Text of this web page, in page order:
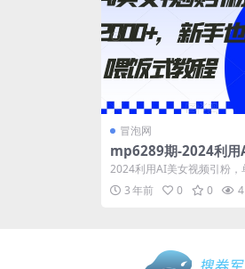
冒泡网
mp6289期-2024利用
美女视频引粉，单号日
000+，新手也能干，
式教程
2024利用AI美女视频引粉，
日引2000+，新手也能干，
式教程【揭秘】...
3 年前 0 0 4